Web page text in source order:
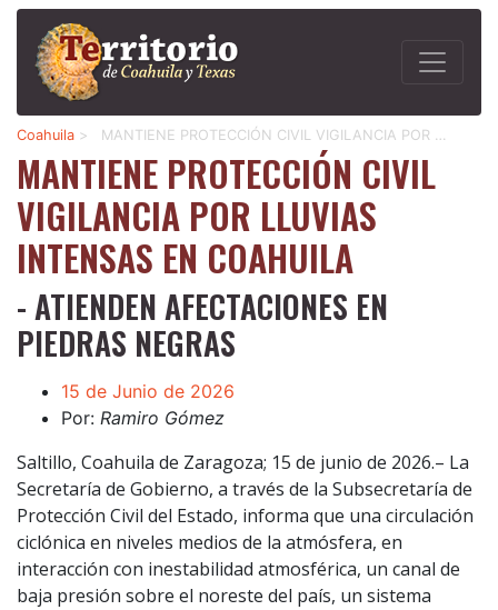
Coahuila > MANTIENE PROTECCIÓN CIVIL VIGILANCIA POR …
MANTIENE PROTECCIÓN CIVIL
VIGILANCIA POR LLUVIAS
INTENSAS EN COAHUILA
- ATIENDEN AFECTACIONES EN
PIEDRAS NEGRAS
15 de Junio de 2026
Por: Ramiro Gómez
Saltillo, Coahuila de Zaragoza; 15 de junio de 2026.– La
Secretaría de Gobierno, a través de la Subsecretaría de
Protección Civil del Estado, informa que una circulación
ciclónica en niveles medios de la atmósfera, en
interacción con inestabilidad atmosférica, un canal de
baja presión sobre el noreste del país, un sistema